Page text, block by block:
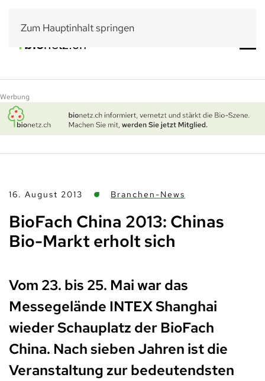
Zum Hauptinhalt springen
Werbung
16. August 2013 Branchen-News
BioFach China 2013: Chinas
Bio-Markt erholt sich
Vom 23. bis 25. Mai war das
Messegelände INTEX Shanghai
wieder Schauplatz der BioFach
China. Nach sieben Jahren ist die
Veranstaltung zur bedeutendsten